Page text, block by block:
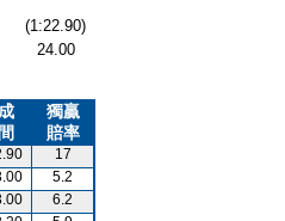
(1:22.90)
24.00
獨贏
賠率
17
5.2
6.2